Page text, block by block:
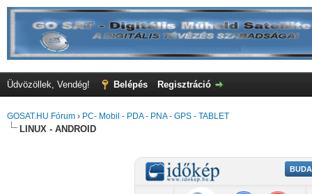
Üdvözöllek, Vendég! Belépés Regisztráció
GOSAT.HU Fórum › PC- Mobil - PDA - PNA - GPS - TABLET
LINUX - ANDROID